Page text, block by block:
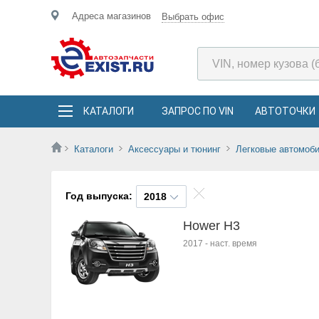
Адреса магазинов Выбрать офис
КАТАЛОГИ ЗАПРОС ПО VIN АВТОТОЧКИ
Каталоги Аксессуары и тюнинг Легковые
Год выпуска: 2018
Hower H3
2017 - наст. время